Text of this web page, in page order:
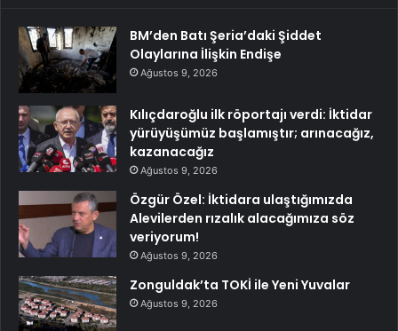
BM’den Batı Şeria’daki Şiddet
Olaylarına İlişkin Endişe
Ağustos 9, 2026
Kılıçdaroğlu ilk röportajı verdi: İktidar
yürüyüşümüz başlamıştır; arınacağız,
kazanacağız
Ağustos 9, 2026
Özgür Özel: İktidara ulaştığımızda
Alevilerden rızalık alacağımıza söz
veriyorum!
Ağustos 9, 2026
Zonguldak’ta TOKİ ile Yeni Yuvalar
Ağustos 9, 2026